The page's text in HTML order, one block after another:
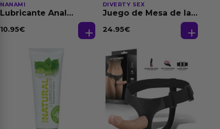
NANAMI
Lubricante Anal
Dilatación Base Agua
10.95€
DIVERTY SEX
Juego de Mesa de las
24.95€